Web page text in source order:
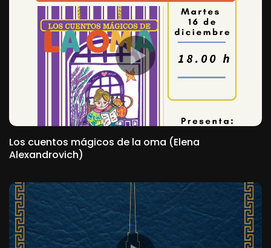
Los cuentos mágicos de la oma (Elena
Alexandrovich)